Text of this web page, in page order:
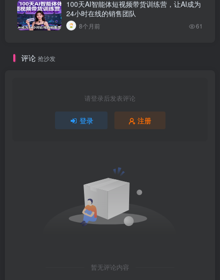
100天AI智能体短视频带货训练营，让AI成为
24小时在线的销售团队
8个月前 61
评论 抢沙发
请登录后发表评论
登录 注册
暂无评论内容